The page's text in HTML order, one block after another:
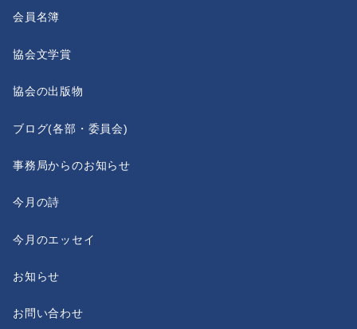
会員名簿
協会文学賞
協会の出版物
ブログ(各部・委員会)
事務局からのお知らせ
今月の詩
今月のエッセイ
お知らせ
お問い合わせ